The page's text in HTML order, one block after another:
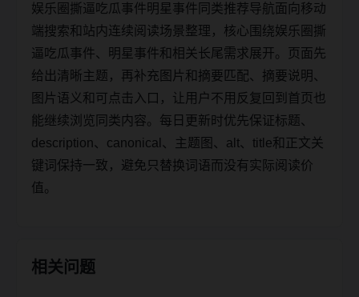
娱乐圈撕逼吃瓜事件明星事件同类推荐导航面向移动
端搜索和站内连续阅读场景整理，核心围绕娱乐圈撕
逼吃瓜事件、明星事件和相关长尾需求展开。页面先
给出清晰主题，再补充图片和摘要匹配、摘要说明、
图片语义和可点击入口，让用户不用反复回到首页也
能继续浏览同类内容。每日更新时优先保证标题、
description、canonical、主题图、alt、title和正文关
键词保持一致，避免只替换词语而没有实际阅读价
值。
相关问题